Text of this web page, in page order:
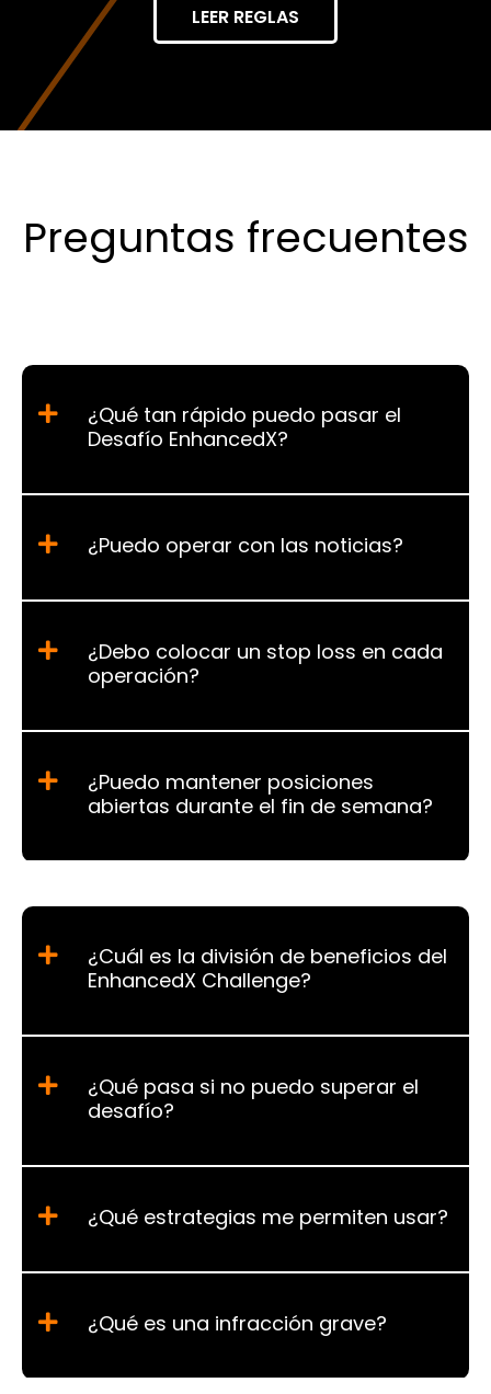
LEER REGLAS
Preguntas frecuentes
¿Qué tan rápido puedo pasar el
Desafío EnhancedX?
¿Puedo operar con las noticias?
¿Debo colocar un stop loss en cada
operación?
¿Puedo mantener posiciones
abiertas durante el fin de semana?
¿Cuál es la división de beneficios del
EnhancedX Challenge?
¿Qué pasa si no puedo superar el
desafío?
¿Qué estrategias me permiten usar?
¿Qué es una infracción grave?